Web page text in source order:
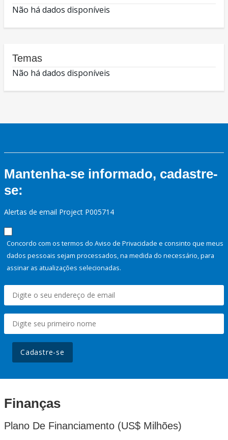
Não há dados disponíveis
Temas
Não há dados disponíveis
Mantenha-se informado, cadastre-
se:
Alertas de email Project P005714
Concordo com os termos do Aviso de Privacidade e consinto que meus
dados pessoais sejam processados, na medida do necessário, para
assinar as atualizações selecionadas.
Cadastre-se
Finanças
Plano De Financiamento (US$ Milhões)